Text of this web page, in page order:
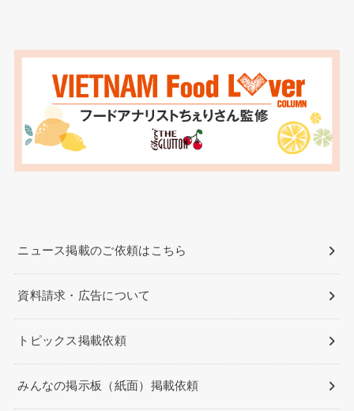
ニュース掲載のご依頼はこちら
資料請求・広告について
トピックス掲載依頼
みんなの掲示板（紙面）掲載依頼